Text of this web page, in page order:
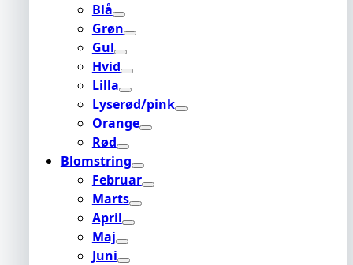
Blå
Grøn
Gul
Hvid
Lilla
Lyserød/pink
Orange
Rød
Blomstring
Februar
Marts
April
Maj
Juni